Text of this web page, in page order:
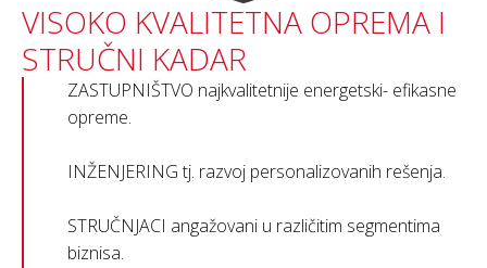
VISOKO KVALITETNA OPREMA I
STRUČNI KADAR
ZASTUPNIŠTVO najkvalitetnije energetski- efikasne
opreme.
INŽENJERING tj. razvoj personalizovanih rešenja.
STRUČNJACI angažovani u različitim segmentima
biznisa.